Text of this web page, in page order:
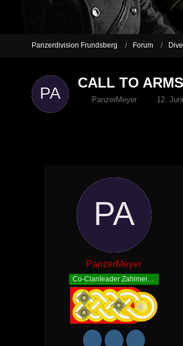
Panzerdivision Frundsberg Forum
CALL TO
PanzerMeyer 12.
PanzerMeyer